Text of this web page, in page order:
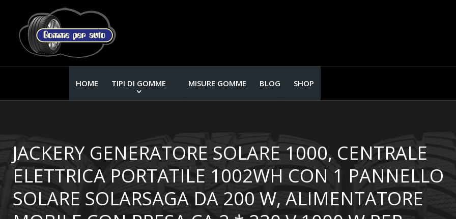
HOME TIPI DI GOMME MISURE GOMME BLOG SHOP
JACKERY GENERATORE SOLARE 1000, CENTRALE
ELETTRICA PORTATILE 1002WH CON 1 PANNELLO
SOLARE SOLARSAGA DA 200 W, ALIMENTATORE